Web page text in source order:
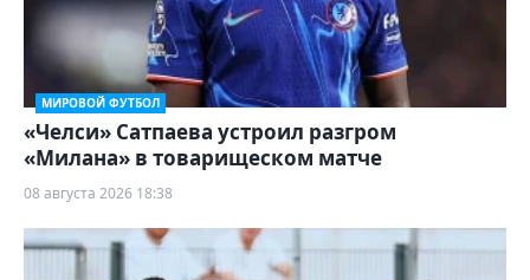
МИРОВОЙ ФУТБОЛ
«Челси» Сатпаева устроил разгром
«Милана» в товарищеском матче
08 августа 2026 18:38